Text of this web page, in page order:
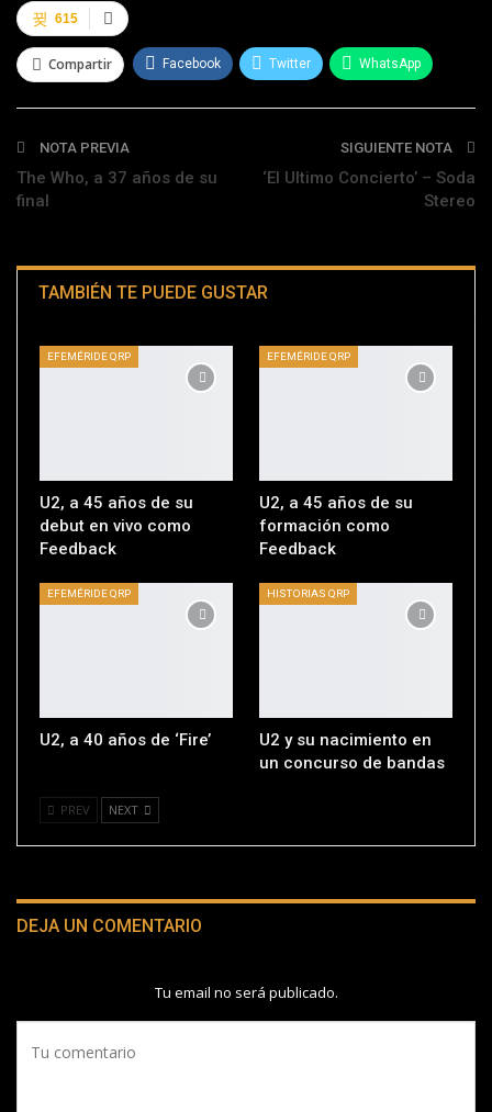
615
Compartir Facebook Twitter WhatsApp
Telegram
NOTA PREVIA
The Who, a 37 años de su
final
SIGUIENTE NOTA
‘El Ultimo Concierto’ – Soda
Stereo
TAMBIÉN TE PUEDE GUSTAR
EFEMÉRIDE QRP
U2, a 45 años de su
debut en vivo como
Feedback
EFEMÉRIDE QRP
U2, a 45 años de su
formación como
Feedback
EFEMÉRIDE QRP
U2, a 40 años de ‘Fire’
HISTORIAS QRP
U2 y su nacimiento en
un concurso de bandas
PREV NEXT
DEJA UN COMENTARIO
Tu email no será publicado.